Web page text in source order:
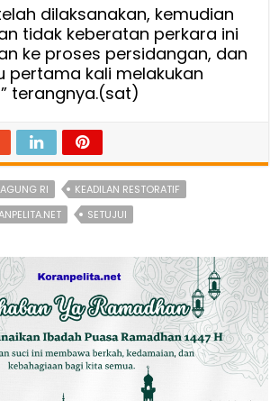
dilaksanakan, kemudian
tidak keberatan perkara ini
ke proses persidangan, dan
pertama kali melakukan
terangnya.(sat)
RI
KEADILAN RESTORATIF
SETUJUI